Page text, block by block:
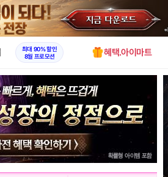
X
최대 90% 할인
8월 프로모션
혜택.아이마트